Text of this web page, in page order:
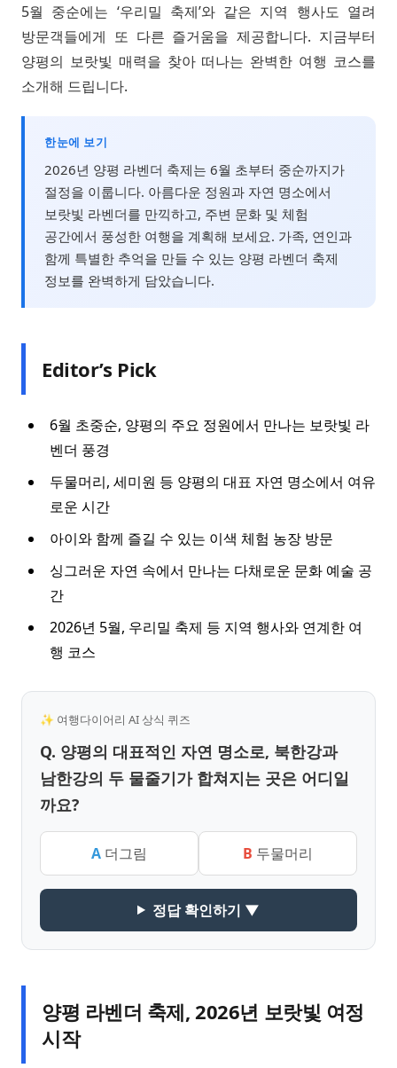
5월 중순에는 ‘우리밀 축제’와 같은 지역 행사도 열려
방문객들에게 또 다른 즐거움을 제공합니다. 지금부터
양평의 보랏빛 매력을 찾아 떠나는 완벽한 여행 코스를
소개해 드립니다.
한눈에 보기
2026년 양평 라벤더 축제는 6월 초부터 중순까지가
절정을 이룹니다. 아름다운 정원과 자연 명소에서
보랏빛 라벤더를 만끽하고, 주변 문화 및 체험
공간에서 풍성한 여행을 계획해 보세요. 가족, 연인과
함께 특별한 추억을 만들 수 있는 양평 라벤더 축제
정보를 완벽하게 담았습니다.
Editor’s Pick
6월 초중순, 양평의 주요 정원에서 만나는 보랏빛 라
벤더 풍경
두물머리, 세미원 등 양평의 대표 자연 명소에서 여유
로운 시간
아이와 함께 즐길 수 있는 이색 체험 농장 방문
싱그러운 자연 속에서 만나는 다채로운 문화 예술 공
간
2026년 5월, 우리밀 축제 등 지역 행사와 연계한 여
행 코스
✨ 여행다이어리 AI 상식 퀴즈
Q. 양평의 대표적인 자연 명소로, 북한강과
남한강의 두 물줄기가 합쳐지는 곳은 어디일
까요?
A 더그림 B 두물머리
정답 확인하기 ▼
양평 라벤더 축제, 2026년 보랏빛 여정
시작